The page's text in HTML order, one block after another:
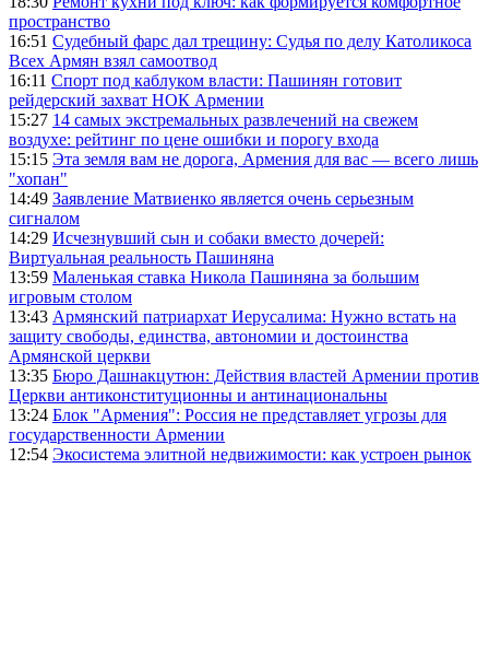
пространство
16:51 Судебный фарс дал трещину: Судья по делу Католикоса
Всех Армян взял самоотвод
16:11 Спорт под каблуком власти: Пашинян готовит
рейдерский захват НОК Армении
15:27 14 самых экстремальных развлечений на свежем
воздухе: рейтинг по цене ошибки и порогу входа
15:15 Эта земля вам не дорога, Армения для вас — всего лишь
"хопан"
14:49 Заявление Матвиенко является очень серьезным
сигналом
14:29 Исчезнувший сын и собаки вместо дочерей:
Виртуальная реальность Пашиняна
13:59 Маленькая ставка Никола Пашиняна за большим
игровым столом
13:43 Армянский патриархат Иерусалима: Нужно встать на
защиту свободы, единства, автономии и достоинства
Армянской церкви
13:35 Бюро Дашнакцутюн: Действия властей Армении против
Церкви антиконституционны и антинациональны
13:24 Блок "Армения": Россия не представляет угрозы для
государственности Армении
12:54 Экосистема элитной недвижимости: как устроен рынок